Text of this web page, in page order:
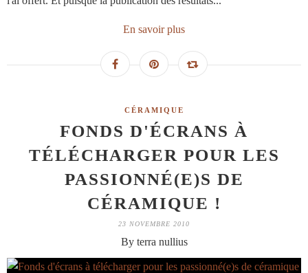
En savoir plus
CÉRAMIQUE
FONDS D'ÉCRANS À
TÉLÉCHARGER POUR LES
PASSIONNÉ(E)S DE
CÉRAMIQUE !
23 NOVEMBRE 2010
By terra nullius